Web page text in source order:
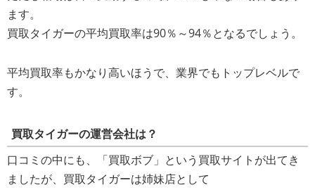
ます。
買取タイガーの平均買取率は90％～94％となるでしょう。
平均買取率もかなり高いほうで、業界でもトップレベルで
す。
買取タイガーの運営会社は？
口コミの中にも、「買取ボブ」という買取サイトが出てき
ましたが、買取タイガーは姉妹店として